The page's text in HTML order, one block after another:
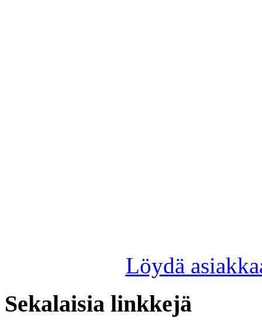
Löydä
Sekalaisia linkkejä